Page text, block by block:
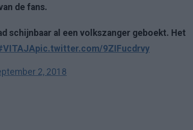
de fans.
schijnbaar al een volkszanger geboekt. Het
pic.twitter.com/9ZIFucdrvy
2, 2018